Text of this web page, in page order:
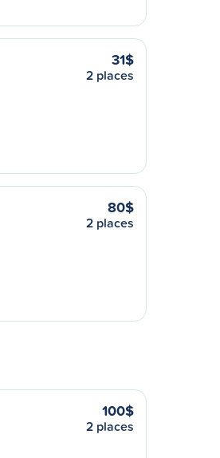
31$
2 places
80$
2 places
100$
2 places